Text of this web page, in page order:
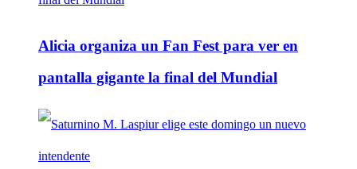
Alicia organiza un Fan Fest para ver en
pantalla gigante la final del Mundial